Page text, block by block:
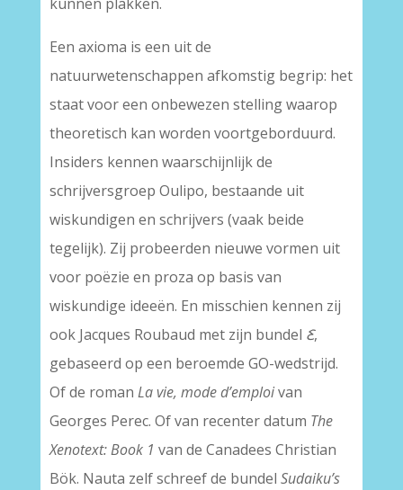
kunnen plakken.
Een axioma is een uit de
natuurwetenschappen afkomstig begrip: het
staat voor een onbewezen stelling waarop
theoretisch kan worden voortgeborduurd.
Insiders kennen waarschijnlijk de
schrijversgroep Oulipo, bestaande uit
wiskundigen en schrijvers (vaak beide
tegelijk). Zij probeerden nieuwe vormen uit
voor poëzie en proza op basis van
wiskundige ideeën. En misschien kennen zij
ook Jacques Roubaud met zijn bundel Ꜫ,
gebaseerd op een beroemde GO-wedstrijd.
Of de roman La vie, mode d’emploivan
Georges Perec. Of van recenter datum The
Xenotext: Book 1 van de Canadees Christian
Bök. Nauta zelf schreef de bundel Sudaiku’s